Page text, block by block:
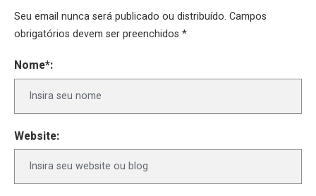
Seu email nunca será publicado ou distribuído. Campos
obrigatórios devem ser preenchidos *
Nome*:
Website: